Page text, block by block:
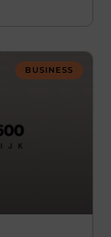
BUSINESS